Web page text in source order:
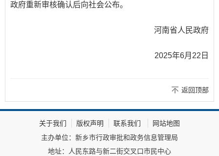
政府重新审核确认后向社会公布。
河南省人民政府
2025年6月22日
返回顶部
关于我们 版权声明 联系我们
网站地图
主办单位：新乡市行政审批和政务信息管理局
地址：人民东路与新二街交叉口市民中心